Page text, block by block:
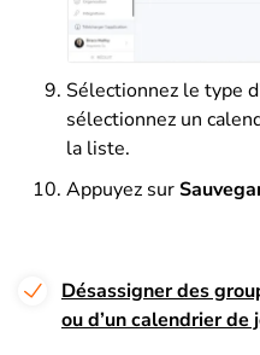
Sélectionnez le type
sélectionnez un
la liste.
Appuyez sur
Désassigner des
ou d’un calendrier de